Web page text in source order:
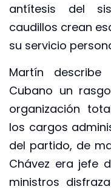
antítesis del
caudillos crean
su servicio
Martín
Cubano un
organización
los cargos
del partido, de
Chávez era jefe
ministros